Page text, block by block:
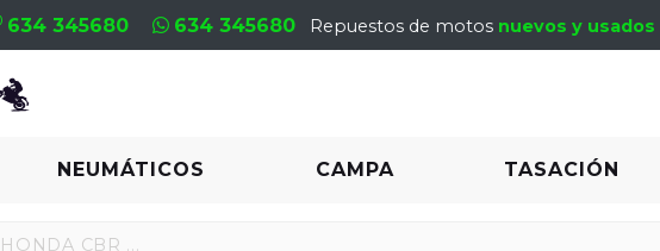
634 345680 634 345680 Repuestos de motos nuevos y usados
NEUMÁTICOS CAMPA TASACIÓN